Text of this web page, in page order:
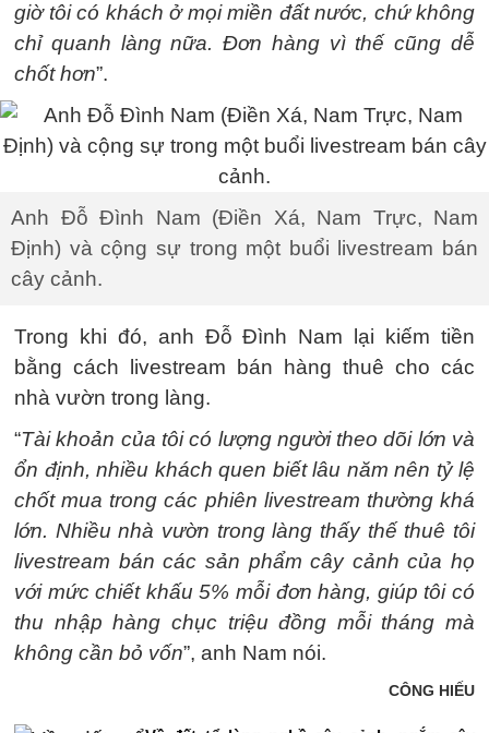
giờ tôi có khách ở mọi miền đất nước, chứ không
chỉ quanh làng nữa. Đơn hàng vì thế cũng dễ
chốt hơn”.
Anh Đỗ Đình Nam (Điền Xá, Nam Trực, Nam
Định) và cộng sự trong một buổi livestream bán
cây cảnh.
Trong khi đó, anh Đỗ Đình Nam lại kiếm tiền
bằng cách livestream bán hàng thuê cho các
nhà vườn trong làng.
“Tài khoản của tôi có lượng người theo dõi lớn và
ổn định, nhiều khách quen biết lâu năm nên tỷ lệ
chốt mua trong các phiên livestream thường khá
lớn. Nhiều nhà vườn trong làng thấy thế thuê tôi
livestream bán các sản phẩm cây cảnh của họ
với mức chiết khấu 5% mỗi đơn hàng, giúp tôi có
thu nhập hàng chục triệu đồng mỗi tháng mà
không cần bỏ vốn”, anh Nam nói.
CÔNG HIẾU